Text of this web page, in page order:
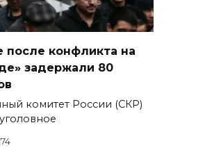
после конфликта на
задержали 80
комитет России (СКР)